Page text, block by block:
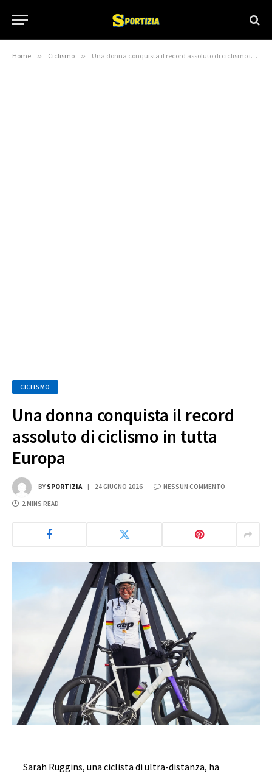
Home » Ciclismo » Una donna conquista il record assoluto di ciclismo in tutta Europa
CICLISMO
Una donna conquista il record
assoluto di ciclismo in tutta
Europa
BY SPORTIZIA 24 GIUGNO 2026 NESSUN COMMENTO
2 MINS READ
Sarah Ruggins, una ciclista di ultra-distanza, ha